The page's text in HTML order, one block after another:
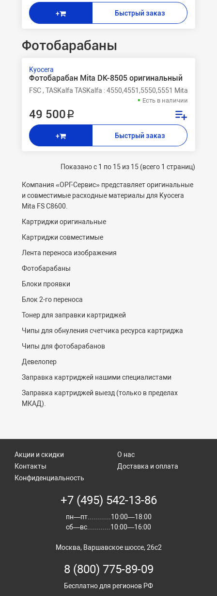
+ Быстрый заказ
Фотобарабаны
Kyocera
Фотобарабан Mita DK-8505 оригинальный
FSC , TASKalfa TASKalfa : 4550,4551,5550,5551 Mita FSС
Есть в наличии
49 500 ₽
+ Быстрый заказ
Показано с 1 по 15 из 15 (всего 1 страниц)
Компания «ОРГ-Cервис» представляет оригинальные
и совместимые расходные материалы для Kyocera
Mita FS C8600.
Картриджи оригинальные
Картриджи совместимые
Лента переноса изображения
Фотобарабаны
Блоки проявки
Блок 2-го переноса
Тонер для заправки картриджей
Чипы для обнуления счетчика ресурса картриджа
Чипы для фотобарабанов
Девелопер
Заправка картриджей нашими специалистами
Заправка картриджей выезд (только в пределах
МКАД).
Акции и скидки
Контакты
О нас
Доставка и оплата
Конфиденциальность
+7 (495) 542-13-86
пн—пт............10:00—18:00
сб—вс............10:00—16:00
Москва, Варшавское шоссе, 26с2
8 (800) 775-89-09
Бесплатно для регионов РФ